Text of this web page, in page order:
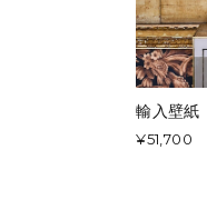
輸入壁
¥51,700